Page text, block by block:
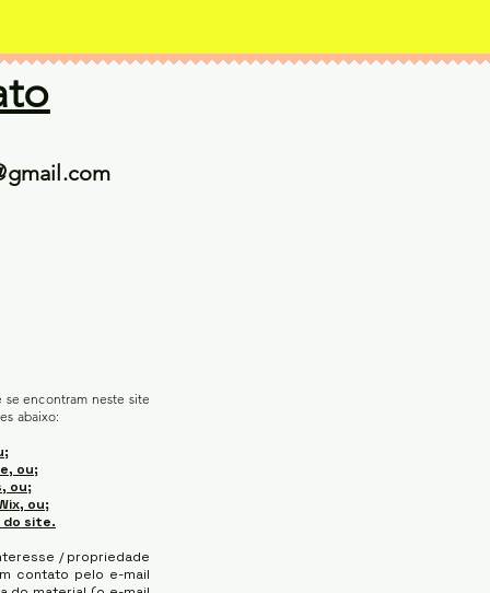
se encontram neste site
abaixo:
ou;
ou;
ou;
do site.
/ propriedade
contato pelo e-mail